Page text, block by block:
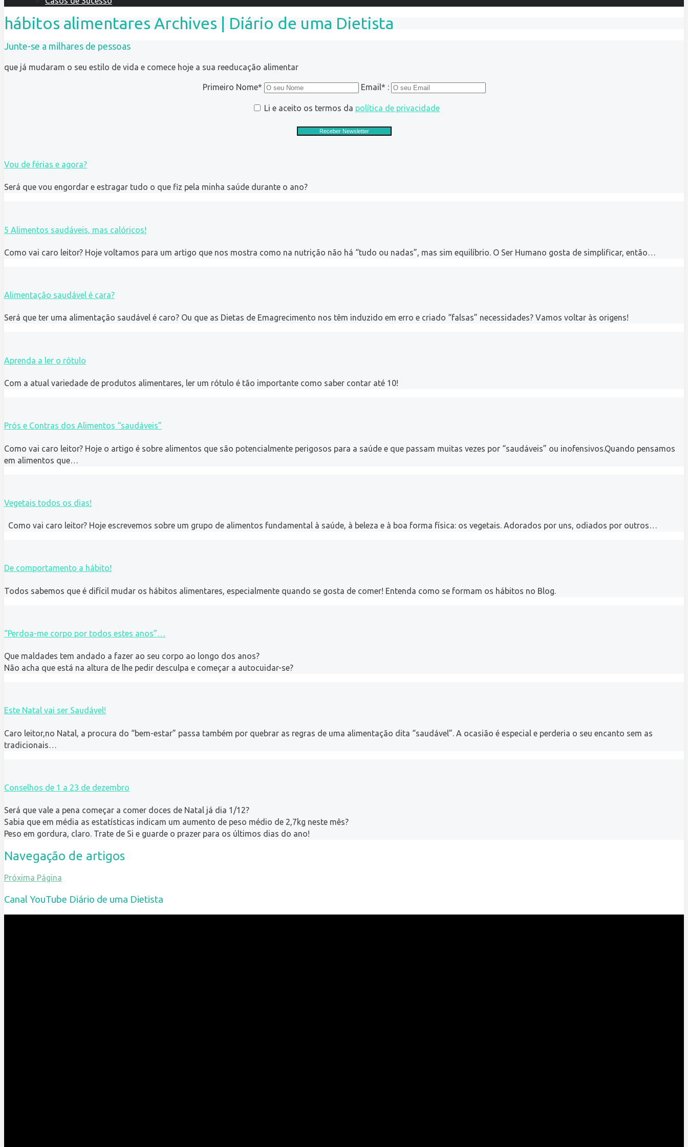
hábitos alimentares Archives | Diário de uma Dietista
Junte-se a milhares de pessoas
que já mudaram o seu estilo de vida e comece hoje a sua reeducação alimentar
Primeiro Nome* Email* :
Li e aceito os termos da política de privacidade
Vou de férias e agora?
Será que vou engordar e estragar tudo o que fiz pela minha saúde durante o ano?
5 Alimentos saudáveis, mas calóricos!
Como vai caro leitor? Hoje voltamos para um artigo que nos mostra como na nutrição não há “tudo ou nadas”, mas sim equilíbrio. O Ser Humano gosta de simplificar, então…
Alimentação saudável é cara?
Será que ter uma alimentação saudável é caro? Ou que as Dietas de Emagrecimento nos têm induzido em erro e criado “falsas” necessidades? Vamos voltar às origens!
Aprenda a ler o rótulo
Com a atual variedade de produtos alimentares, ler um rótulo é tão importante como saber contar até 10!
Prós e Contras dos Alimentos “saudáveis”
Como vai caro leitor? Hoje o artigo é sobre alimentos que são potencialmente perigosos para a saúde e que passam muitas vezes por “saudáveis” ou inofensivos.Quando pensamos
em alimentos que…
Vegetais todos os dias!
Como vai caro leitor? Hoje escrevemos sobre um grupo de alimentos fundamental à saúde, à beleza e à boa forma física: os vegetais. Adorados por uns, odiados por outros…
De comportamento a hábito!
Todos sabemos que é difícil mudar os hábitos alimentares, especialmente quando se gosta de comer! Entenda como se formam os hábitos no Blog.
“Perdoa-me corpo por todos estes anos”…
Que maldades tem andado a fazer ao seu corpo ao longo dos anos?
Não acha que está na altura de lhe pedir desculpa e começar a autocuidar-se?
Este Natal vai ser Saudável!
Caro leitor,no Natal, a procura do “bem-estar” passa também por quebrar as regras de uma alimentação dita “saudável”. A ocasião é especial e perderia o seu encanto sem as
tradicionais…
Conselhos de 1 a 23 de dezembro
Será que vale a pena começar a comer doces de Natal já dia 1/12?
Sabia que em média as estatísticas indicam um aumento de peso médio de 2,7kg neste mês?
Peso em gordura, claro. Trate de Si e guarde o prazer para os últimos dias do ano!
Navegação de artigos
Próxima Página
Canal YouTube Diário de uma Dietista